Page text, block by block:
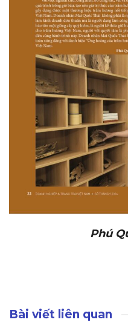
Phú
Bài viết liên quan